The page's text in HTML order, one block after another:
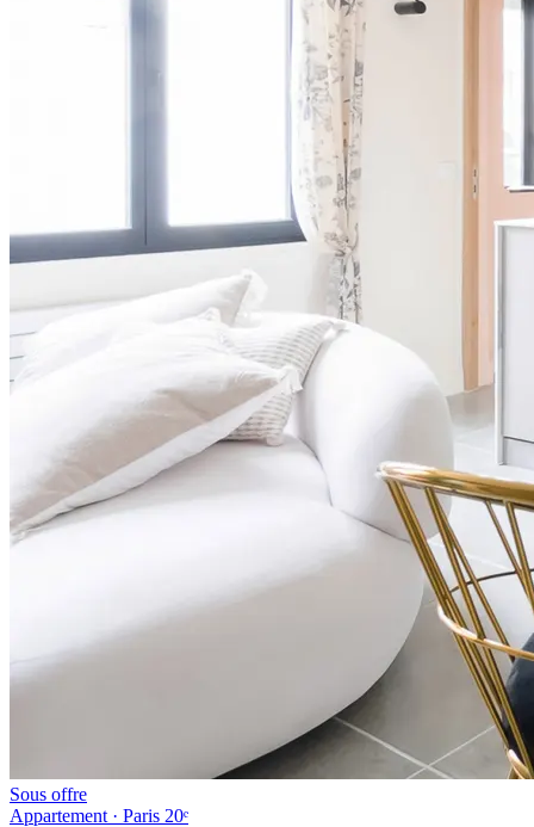
Sous offre
Appartement · Paris 20ᵉ